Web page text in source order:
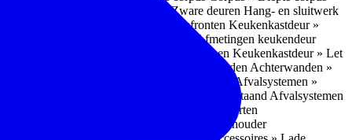
Hang- en sluitwerk » Zware deuren Hang- en sluitwerk
» Soorten deur- en ladefronten Keukenkastdeur »
Keukenkastdeur » Afmetingen keukendeur
Keukenkastdeur » Deurgrepen Keukenkastdeur » Let
Achterwanden » Nadelen achterwanden Achterwanden »
Afvalsystemen »
Afvalsystemen » Vrijstaand Afvalsystemen
Inbouwaccessoires » Soorten
Inbouwaccessoires » Handdoekhouder